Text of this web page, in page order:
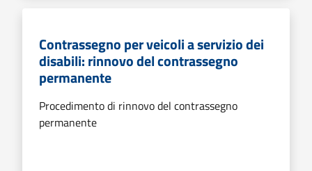
Contrassegno per veicoli a servizio dei
disabili: rinnovo del contrassegno
permanente
Procedimento di rinnovo del contrassegno
permanente